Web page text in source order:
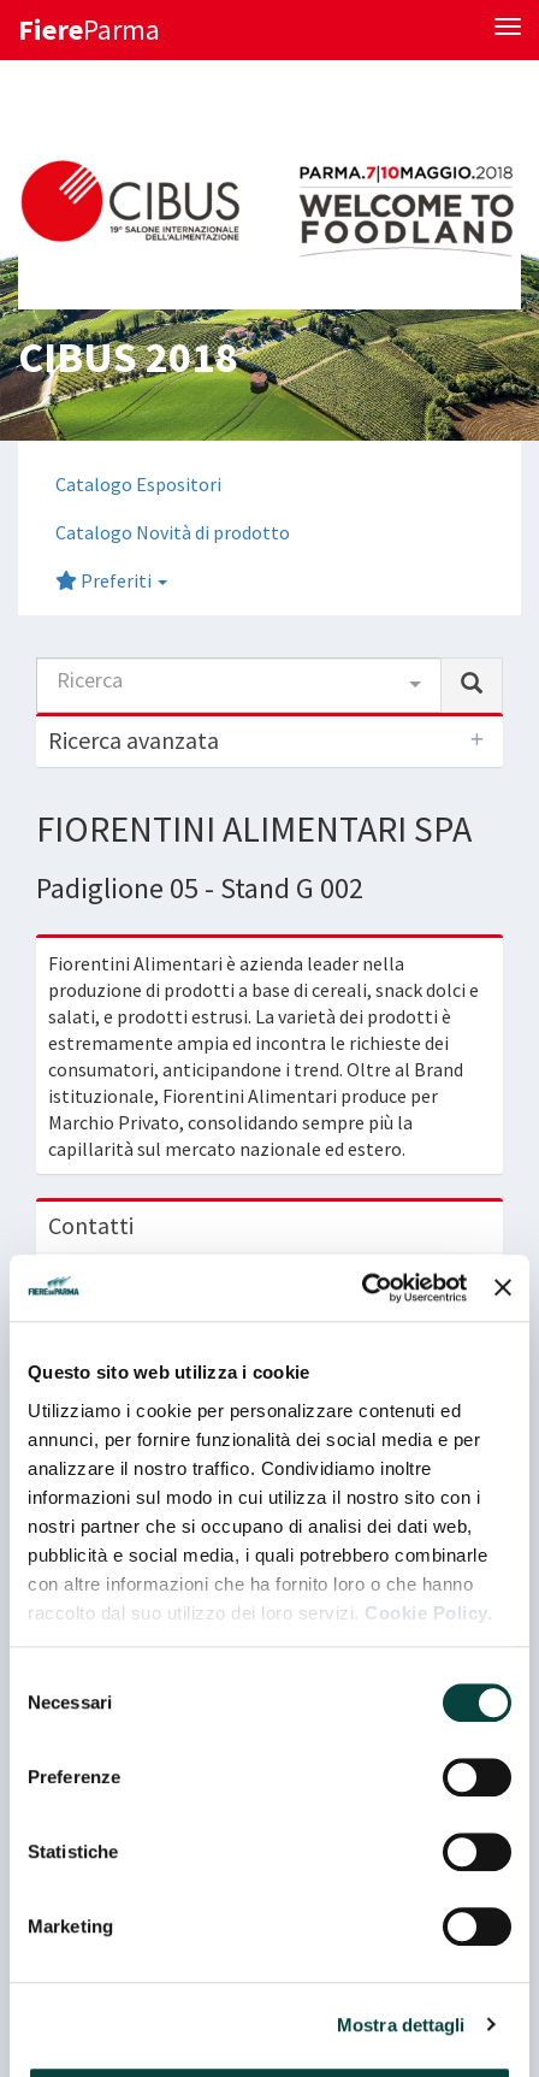
Questo sito web utilizza i cookie
Utilizziamo i cookie per personalizzare contenuti ed
annunci, per fornire funzionalità dei social media e per
analizzare il nostro traffico. Condividiamo inoltre
informazioni sul modo in cui utilizza il nostro sito con i
nostri partner che si occupano di analisi dei dati web,
pubblicità e social media, i quali potrebbero combinarle
con altre informazioni che ha fornito loro o che hanno
raccolto dal suo utilizzo dei loro servizi. Cookie Policy.
delNecessari
Preferenze
Statistiche
Marketing
Mostra dettagli
FiereParma
CIBUS 2018
Catalogo Espositori
Catalogo Novità di prodotto
Preferiti
Ricerca
Ricerca avanzata
FIORENTINI ALIMENTARI SPA
Padiglione 05 - Stand G 002
Fiorentini Alimentari è azienda leader nella
produzione di prodotti a base di cereali, snack dolci e
salati, e prodotti estrusi. La varietà dei prodotti è
estremamente ampia ed incontra le richieste dei
consumatori, anticipandone i trend. Oltre al Brand
istituzionale, Fiorentini Alimentari produce per
Marchio Privato, consolidando sempre più la
capillarità sul mercato nazionale ed estero.
Contatti
Indirizzo
STRADA DEL FRANCESE, 156 - 10156 TORINO - (TO) -
Telefono
0039 0114704568
E-mail
export@fiorentinialimentari.it
Web
Processi specifici di produzione